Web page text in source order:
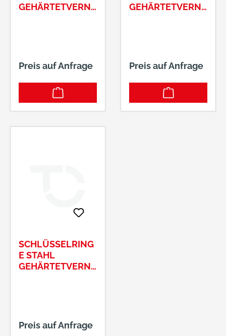
GEHÄRTETVERNI
Preis auf Anfrage
GEHÄRTETVERNI
Preis auf Anfrage
SCHLÜSSELRING
E STAHL
GEHÄRTETVERNI
Preis auf Anfrage